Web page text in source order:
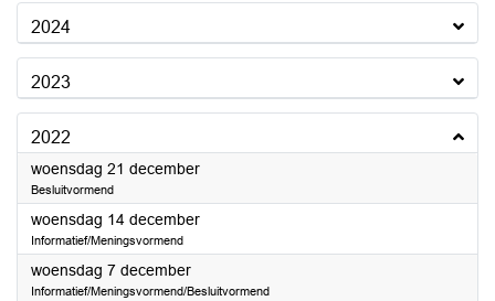
2024
2023
2022
woensdag 21 december2022
Besluitvormend
woensdag 14 december2022
Informatief/Meningsvormend
woensdag 7 december2022
Informatief/Meningsvormend/Besluitvormend